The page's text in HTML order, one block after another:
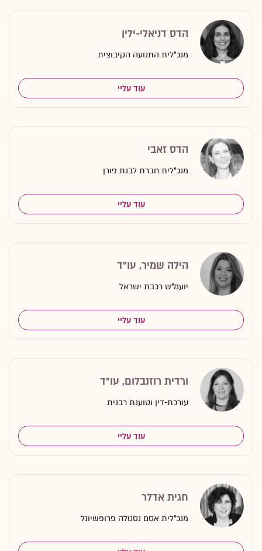
הדס דניאלי-ילין
מנכ"לית התנועה הקיבוצית
עוד עליי
הדס זאבי
מנכ"לית חברת לבנת פורן
עוד עליי
הילה שמיר, עו"ד
יועמ"ש רכבת ישראל
עוד עליי
ורדית רוזנבלום, עו"ד
עורכת-דין וטוענת רבנית
עוד עליי
חגית אדלר
מנכ"לית אסם נסטלה פרופשיונל